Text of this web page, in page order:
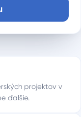
projektov v
ďalšie.